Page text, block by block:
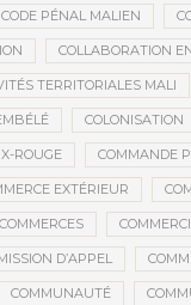
CODE PÉNAL MALIEN
COLLABORATION
TERRITORIALES MALI
COLONISATION
ROUGE COMMANDE
EXTÉRIEUR
COMMERCES
D’APPEL
COMMUNAUTÉ